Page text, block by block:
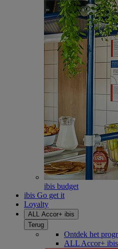
ibis budget
ibis Go get it
Loyalty
ALL Accor+ ibis
Terug
Ontdek het
ALL Accor+